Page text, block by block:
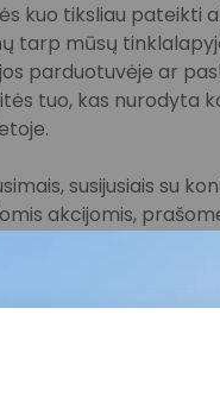
kuo tiksliau pateikti
tarp mūsų
parduotuvėje ar
tuo, kas nurodyta
susijusiais su
akcijomis,